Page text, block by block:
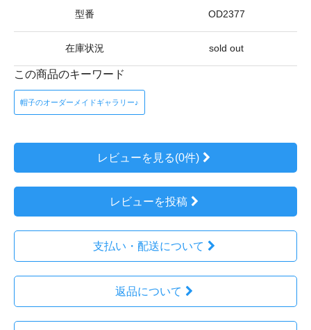
型番 OD2377
在庫状況 sold out
この商品のキーワード
帽子のオーダーメイドギャラリー♪
レビューを見る(0件)
レビューを投稿
支払い・配送について
返品について